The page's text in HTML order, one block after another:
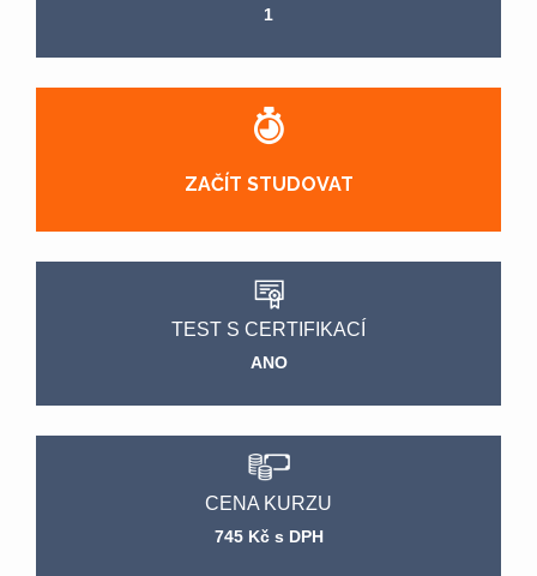
1
ZAČÍT STUDOVAT
TEST S CERTIFIKACÍ
ANO
CENA KURZU
745 Kč s DPH